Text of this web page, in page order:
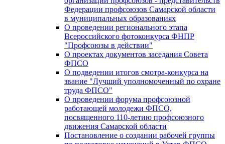
Федерации профсоюзов Самарской области
в муниципальных образованиях
О проведении регионального этапа
Всероссийского фотоконкурса ФНПР
"Профсоюзы в действии"
О проектах документов заседания Совета
ФПСО
О подведении итогов смотра-конкурса на
звание "Лучший уполномоченный по охране
труда ФПСО"
О проведении форума профсоюзной
работающей молодежи ФПСО,
посвященного 110-летию профсоюзного
движения Самарской области
Постановление о создании рабочей группы